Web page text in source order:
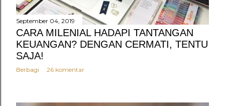
September 04, 2019
CARA MILENIAL HADAPI TANTANGAN
KEUANGAN? DENGAN CERMATI, TENTU
SAJA!
Berbagi 26 komentar